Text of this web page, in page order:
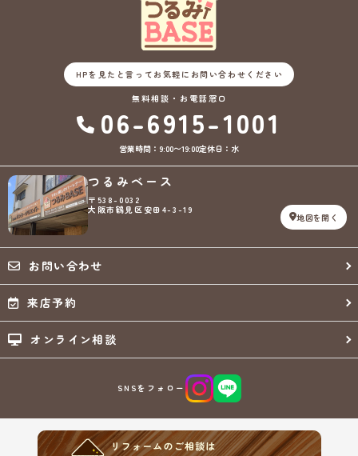
HPを見たと言ってお気軽にお問い合わせください
無料相談・お電話窓口
06-6915-1001
営業時間：9:00〜19:00定休日：水
つるみベース
〒538-0032
大阪市鶴見区安田4-3-19
地図を開く
お問い合わせ
来店予約
オンライン相談
SNSをフォロー